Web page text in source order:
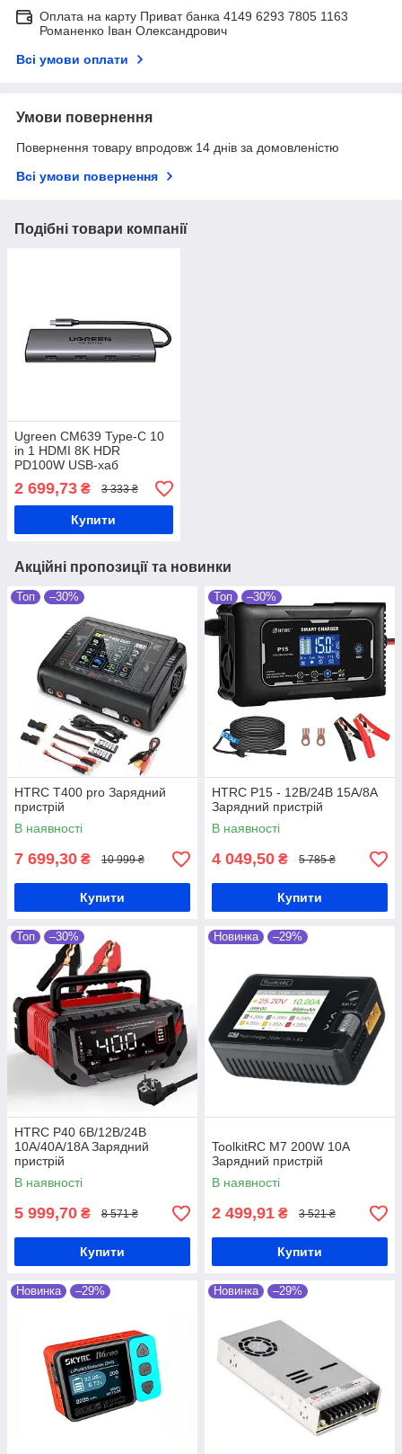
Оплата на карту Приват банка 4149 6293 7805 1163
Романенко Іван Олександрович
Всі умови оплати
Умови повернення
Повернення товару впродовж 14 днів за домовленістю
Всі умови повернення
Подібні товари компанії
Ugreen CM639 Type-C 10
in 1 HDMI 8K HDR
PD100W USB-хаб
2 699,73 ₴ 3 333 ₴
Купити
Акційні пропозиції та новинки
Топ –30%
HTRC T400 pro Зарядний
пристрій
В наявності
7 699,30 ₴ 10 999 ₴
Купити
Топ –30%
HTRC P15 - 12В/24В 15А/8А
Зарядний пристрій
В наявності
4 049,50 ₴ 5 785 ₴
Купити
Топ –30%
HTRC P40 6B/12В/24В
10А/40А/18A Зарядний
пристрій
В наявності
5 999,70 ₴ 8 571 ₴
Купити
Новинка –29%
ToolkitRC M7 200W 10A
Зарядний пристрій
В наявності
2 499,91 ₴ 3 521 ₴
Купити
Новинка –29% Новинка –29%